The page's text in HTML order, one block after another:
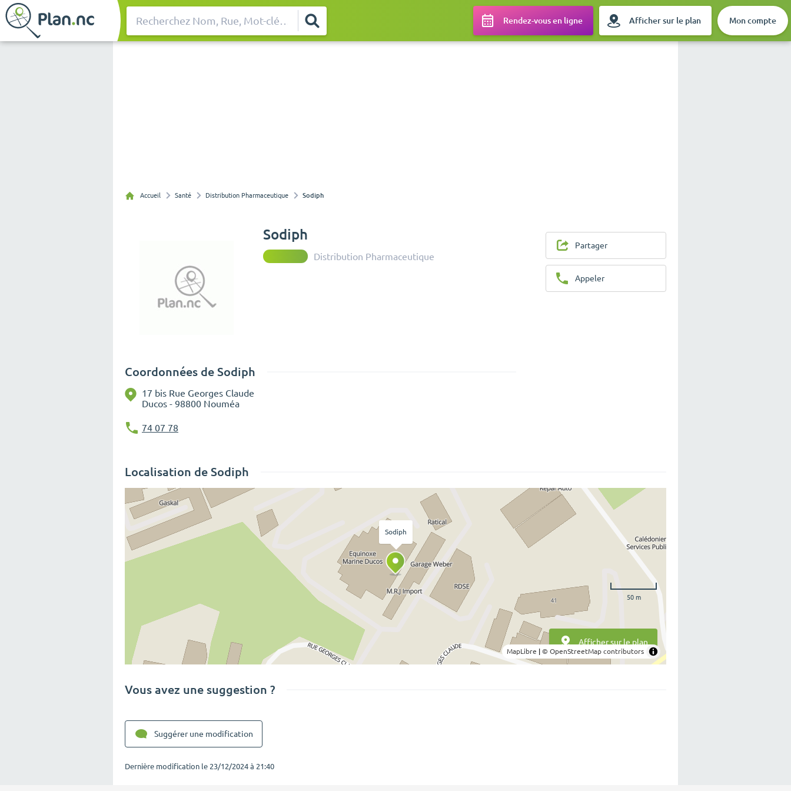
Rechercher Rendez-vous en ligne Afficher sur le plan Mon compte
Accueil Santé Distribution Pharmaceutique Sodiph
Sodiph
Distribution Pharmaceutique
Partager
Appeler
Coordonnées de Sodiph
17 bis Rue Georges Claude
Ducos - 98800 Nouméa
74 07 78
Localisation de Sodiph
50 m
MapLibre | © OpenStreetMap contributors
Sodiph
Afficher sur le plan
Vous avez une suggestion ?
Suggérer une modification
Dernière modification le 23/12/2024 à 21:40